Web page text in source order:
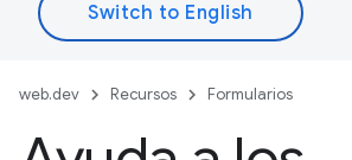
web.dev Recursos Formularios